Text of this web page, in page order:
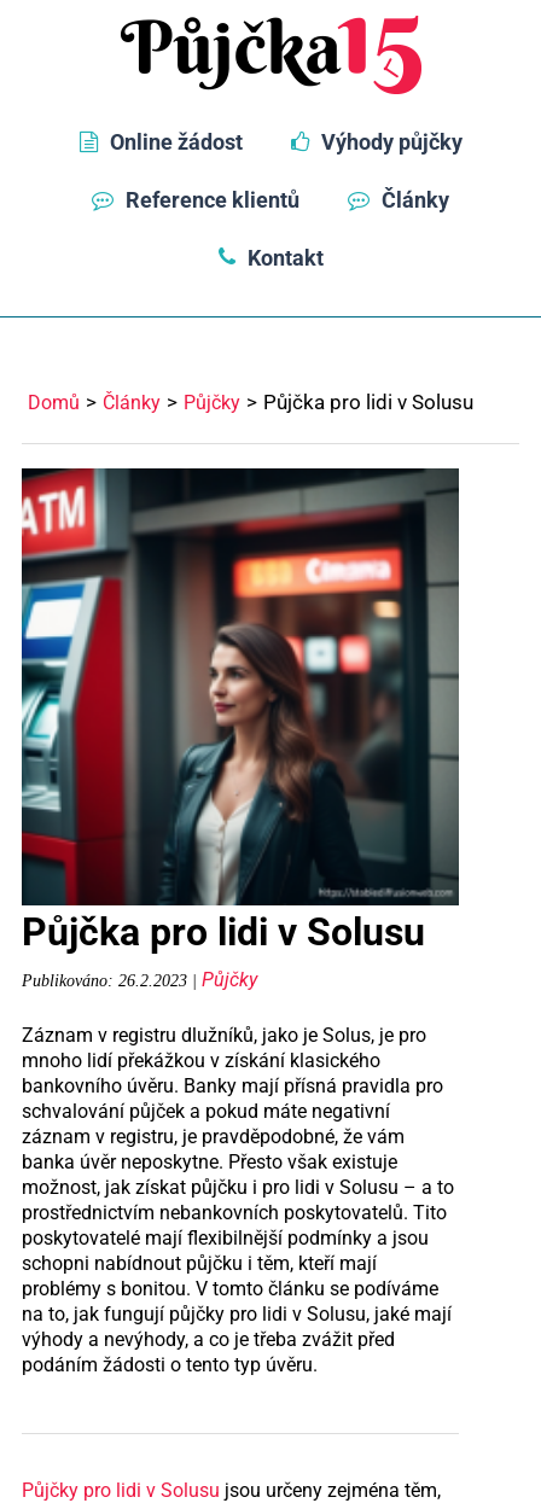
Online žádost Výhody půjčky
Reference klientů Články
Kontakt
Domů Články Půjčky Půjčka pro lidi v Solusu
Půjčka pro lidi v Solusu
Publikováno: 26.2.2023 | Půjčky
Záznam v registru dlužníků, jako je Solus, je pro
mnoho lidí překážkou v získání klasického
bankovního úvěru. Banky mají přísná pravidla pro
schvalování půjček a pokud máte negativní
záznam v registru, je pravděpodobné, že vám
banka úvěr neposkytne. Přesto však existuje
možnost, jak získat půjčku i pro lidi v Solusu – a to
prostřednictvím nebankovních poskytovatelů. Tito
poskytovatelé mají flexibilnější podmínky a jsou
schopni nabídnout půjčku i těm, kteří mají
problémy s bonitou. V tomto článku se podíváme
na to, jak fungují půjčky pro lidi v Solusu, jaké mají
výhody a nevýhody, a co je třeba zvážit před
podáním žádosti o tento typ úvěru.
Půjčky pro lidi v Solusu jsou určeny zejména těm,